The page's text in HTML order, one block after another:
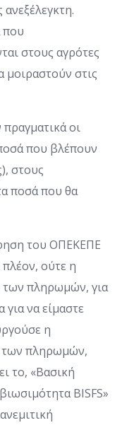
που
στους αγρότες
μοιραστούν στις
οι
που βλέπουν
στους
ποσά που θα
του ΟΠΕΚΕΠΕ
ούτε η
των πληρωμών, για
να είμαστε
η
των πληρωμών,
το, «Βασική
BISFS»